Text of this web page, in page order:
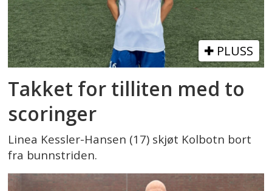
PLUSS
Takket for tilliten med to
scoringer
Linea Kessler-Hansen (17) skjøt Kolbotn bort
fra bunnstriden.